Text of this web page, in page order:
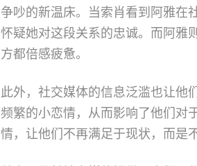
争吵的新温床。当索肖看到阿雅在
怀疑她对这段关系的忠诚。而阿雅
方都倍感疲惫。
此外，社交媒体的信息泛滥也让他
频繁的小恋情，从而影响了他们对
情，让他们不再满足于现状，而是